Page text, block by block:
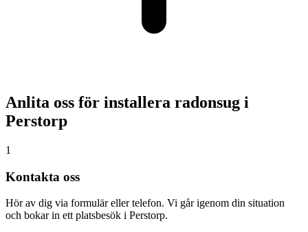
Anlita oss för installera radonsug i
Perstorp
1
Kontakta oss
Hör av dig via formulär eller telefon. Vi går igenom din situation
och bokar in ett platsbesök i Perstorp.